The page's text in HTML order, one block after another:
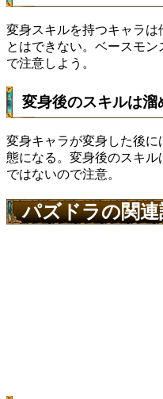
変身スキルを持つキャラは
とはできない。ベースモ
で注意しよう。
変身後のスキルは溜
変身キャラが変身した後
態になる。変身後のスキ
ではないので注意。
パズドラの関連